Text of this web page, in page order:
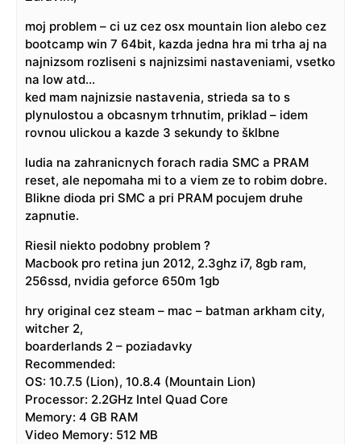
moj problem – ci uz cez osx mountain lion alebo cez
bootcamp win 7 64bit, kazda jedna hra mi trha aj na
najnizsom rozliseni s najnizsimi nastaveniami, vsetko
na low atd…
ked mam najnizsie nastavenia, strieda sa to s
plynulostou a obcasnym trhnutim, priklad – idem
rovnou ulickou a kazde 3 sekundy to šklbne
ludia na zahranicnych forach radia SMC a PRAM
reset, ale nepomaha mi to a viem ze to robim dobre.
Blikne dioda pri SMC a pri PRAM pocujem druhe
zapnutie.
Riesil niekto podobny problem ?
Macbook pro retina jun 2012, 2.3ghz i7, 8gb ram,
256ssd, nvidia geforce 650m 1gb
hry original cez steam – mac – batman arkham city,
witcher 2,
boarderlands 2 – poziadavky
Recommended:
OS: 10.7.5 (Lion), 10.8.4 (Mountain Lion)
Processor: 2.2GHz Intel Quad Core
Memory: 4 GB RAM
Video Memory: 512 MB